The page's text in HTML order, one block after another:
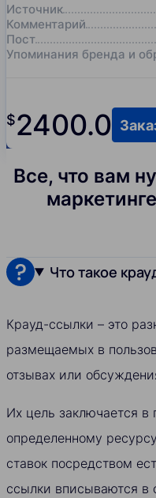
Источник
Комментарий
Пост
Упоминания бренда и
$2400.0
Все, что вам
Что такое
Крауд-ссылки – это
размещаемых в
отзывах или
Их цель заключается
определенному
ставок посредством
ссылки вписываются в